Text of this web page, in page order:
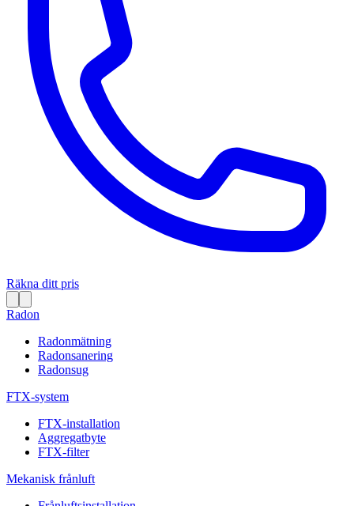
Räkna ditt pris
Radon
Radonmätning
Radonsanering
Radonsug
FTX-system
FTX-installation
Aggregatbyte
FTX-filter
Mekanisk frånluft